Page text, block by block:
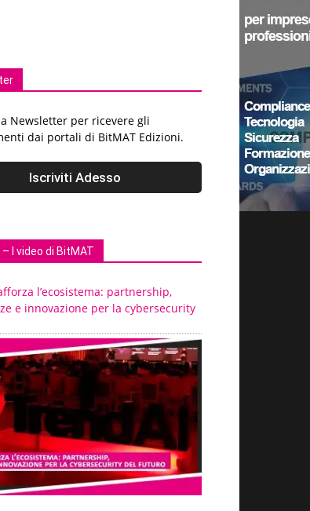
Newsletter per ricevere gli
dai portali di BitMAT Edizioni.
I video di BitMAT
l’ecosistema: partnership,
e innovazione per la cybersecurity